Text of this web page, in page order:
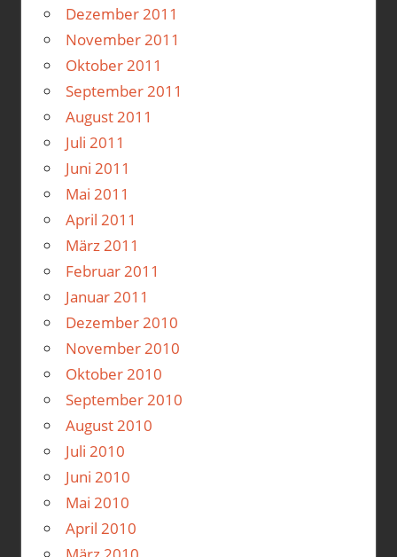
Dezember 2011
November 2011
Oktober 2011
September 2011
August 2011
Juli 2011
Juni 2011
Mai 2011
April 2011
März 2011
Februar 2011
Januar 2011
Dezember 2010
November 2010
Oktober 2010
September 2010
August 2010
Juli 2010
Juni 2010
Mai 2010
April 2010